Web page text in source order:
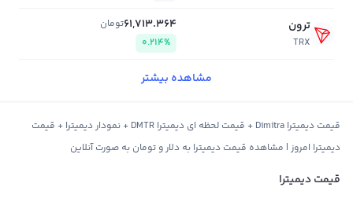
ترون
TRX
61,713.364تومان
0.214%
مشاهده بیشتر
قیمت دیمیترا Dimitra + قیمت لحظه ای دیمیترا DMTR + نمودار دیمیترا + قیمت
دیمیترا امروز | مشاهده قیمت دیمیترا به دلار و تومان به صورت آنلاین
قیمت دیمیترا